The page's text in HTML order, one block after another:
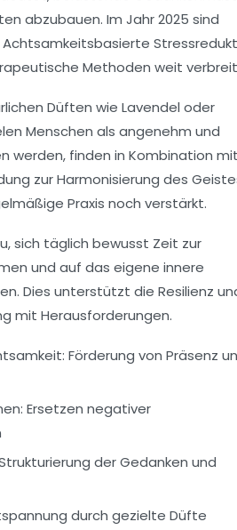
abzubauen. Im Jahr 2025 sind
Methoden weit
Düften wie Lavendel oder
Menschen als angenehm und
werden, finden in Kombination
zur Harmonisierung des
Praxis noch verstärkt.
sich täglich bewusst Zeit zur
und auf das eigene innere
Dies unterstützt die Resilienz
mit Herausforderungen.
Förderung von Präsenz
Ersetzen negativer
der Gedanken und
durch gezielte Düfte